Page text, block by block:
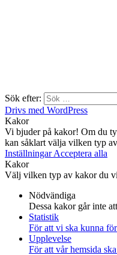
Sök efter:
Drivs med WordPress
Kakor
Vi bjuder på kakor! Om du
kan såklart välja vilken typ
InställningarAcceptera alla
Kakor
Välj vilken typ av kakor du
Nödvändiga
Dessa kakor går inte
Statistik
För att vi ska kunna
Upplevelse
För att vår hemsida